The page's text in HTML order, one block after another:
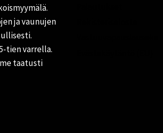
ja vaunujen
tien varrella.
taatusti